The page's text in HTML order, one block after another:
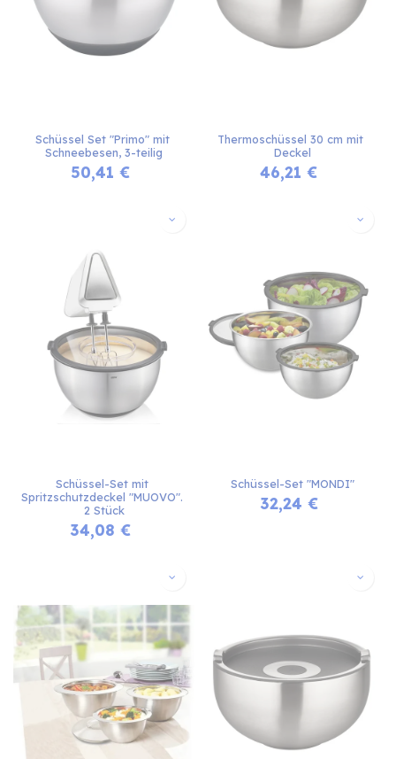
Schüssel Set "Primo" mit
Schneebesen, 3-teilig
50,41 €
Thermoschüssel 30 cm mit
Deckel
46,21 €
Schüssel-Set mit
Spritzschutzdeckel "MUOVO".
2 Stück
34,08 €
Schüssel-Set "MONDI"
32,24 €